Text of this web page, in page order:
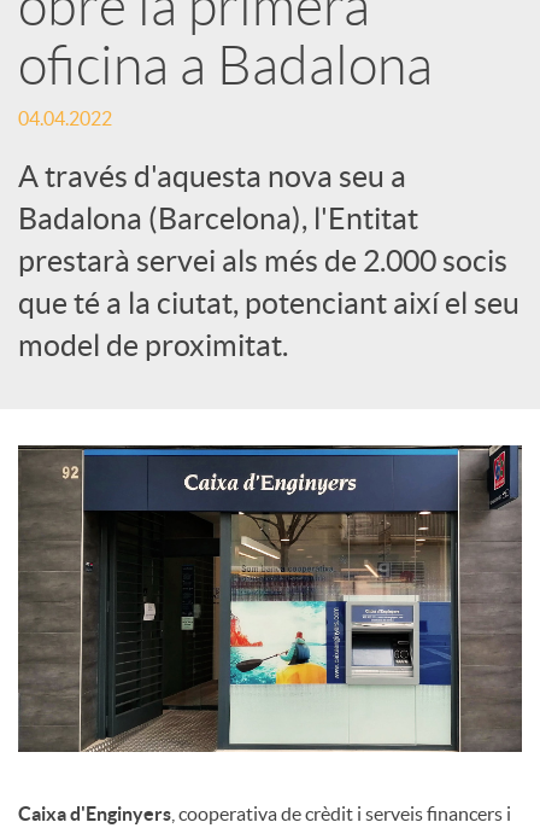
t
i
r
a
a
r
x
e
oficina a Badalona
04.04.2022
A través d'aquesta nova seu a
Badalona (Barcelona), l'Entitat
prestarà servei als més de 2.000 socis
que té a la ciutat, potenciant així el seu
model de proximitat.
Caixa d'Enginyers , cooperativa de crèdit i serveis financers i